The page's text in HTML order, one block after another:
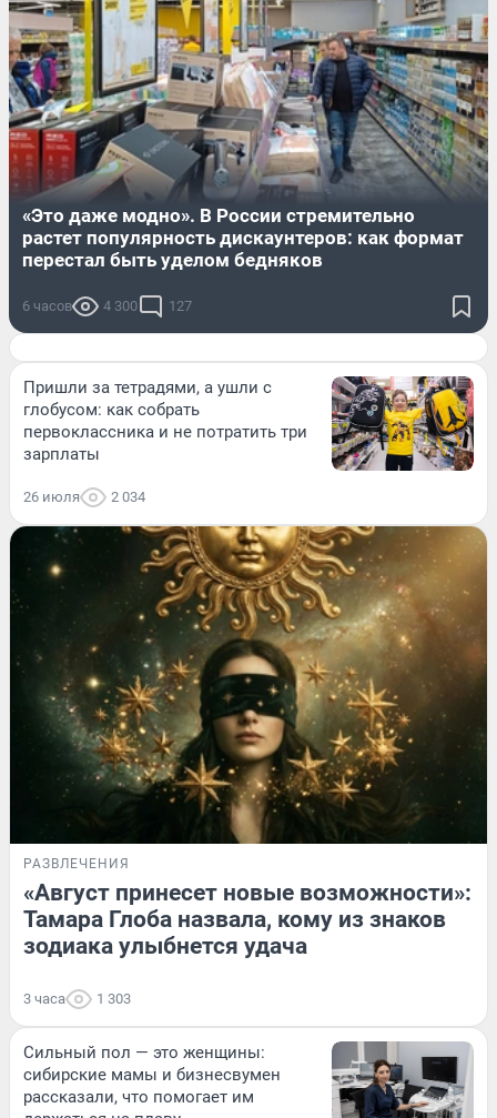
«Это даже модно». В России стремительно
растет популярность дискаунтеров: как формат
перестал быть уделом бедняков
6 часов 4 300 127
Пришли за тетрадями, а ушли с
глобусом: как собрать
первоклассника и не потратить три
зарплаты
26 июля 2 034
РАЗВЛЕЧЕНИЯ
«Август принесет новые возможности»:
Тамара Глоба назвала, кому из знаков
зодиака улыбнется удача
3 часа 1 303
Сильный пол — это женщины:
сибирские мамы и бизнесвумен
рассказали, что помогает им